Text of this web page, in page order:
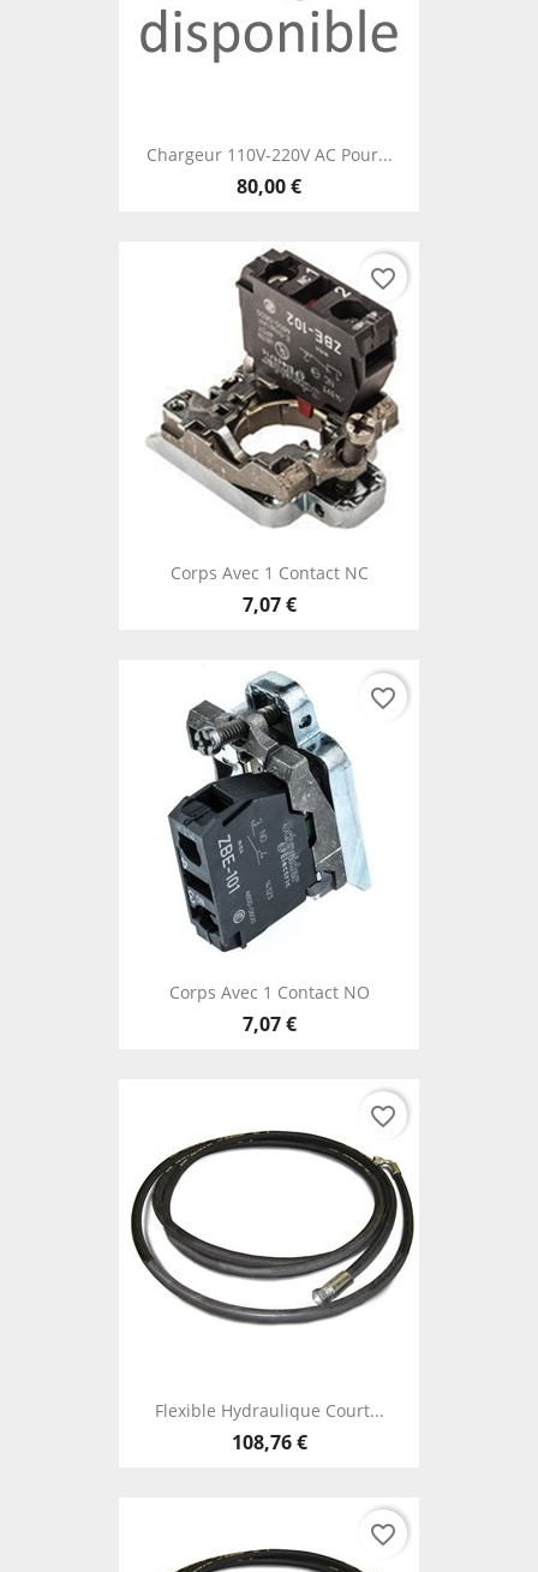
Chargeur 110V-220V AC Pour...
80,00 €
Corps Avec 1 Contact NC
7,07 €
favorite_border
Corps Avec 1 Contact NO
7,07 €
favorite_border
Flexible Hydraulique Court...
108,76 €
favorite_border
favorite_border